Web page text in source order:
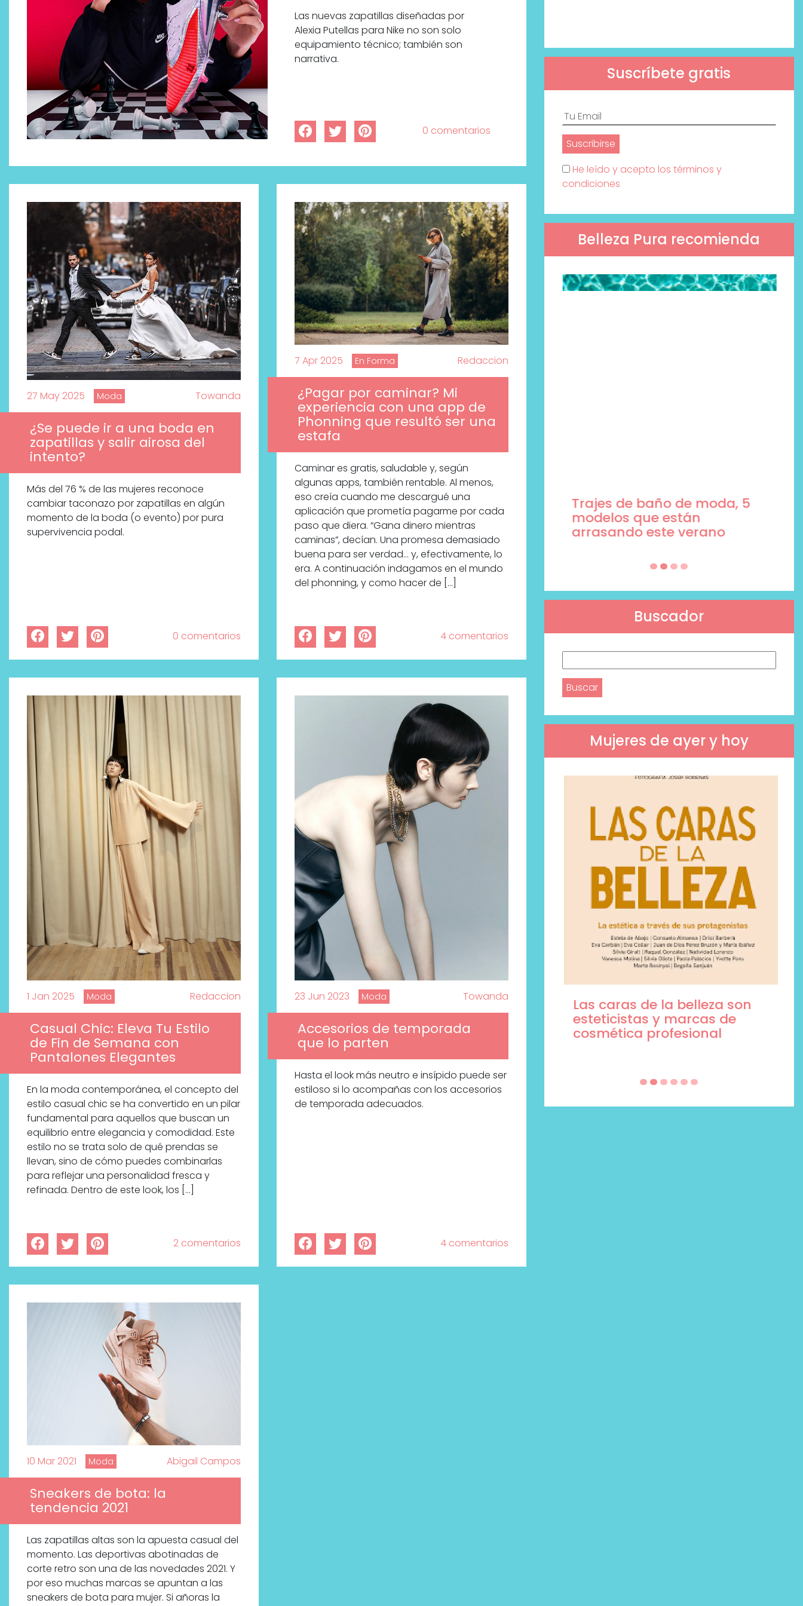
Las nuevas zapatillas diseñadas por
Alexia Putellas para Nike no son solo
equipamiento técnico; también son
narrativa.
0 comentarios
27 May 2025 Moda Towanda
¿Se puede ir a una boda en
zapatillas y salir airosa del
intento?
Más del 76 % de las mujeres reconoce
cambiar taconazo por zapatillas en algún
momento de la boda (o evento) por pura
supervivencia podal.
0 comentarios
7 Apr 2025 En Forma Redaccion
¿Pagar por caminar? Mi
experiencia con una app de
Phonning que resultó ser una
estafa
Caminar es gratis, saludable y, según
algunas apps, también rentable. Al menos,
eso creía cuando me descargué una
aplicación que prometía pagarme por cada
paso que diera. “Gana dinero mientras
caminas”, decían. Una promesa demasiado
buena para ser verdad… y, efectivamente, lo
era. A continuación indagamos en el mundo
del phonning, y como hacer de […]
4 comentarios
1 Jan 2025 Moda Redaccion
Casual Chic: Eleva Tu Estilo
de Fin de Semana con
Pantalones Elegantes
En la moda contemporánea, el concepto del
estilo casual chic se ha convertido en un pilar
fundamental para aquellos que buscan un
equilibrio entre elegancia y comodidad. Este
estilo no se trata solo de qué prendas se
llevan, sino de cómo puedes combinarlas
para reflejar una personalidad fresca y
refinada. Dentro de este look, los […]
2 comentarios
23 Jun 2023 Moda Towanda
Accesorios de temporada
que lo parten
Hasta el look más neutro e insípido puede ser
estiloso si lo acompañas con los accesorios
de temporada adecuados.
4 comentarios
10 Mar 2021 Moda Abigail Campos
Sneakers de bota: la
tendencia 2021
Las zapatillas altas son la apuesta casual del
momento. Las deportivas abotinadas de
corte retro son una de las novedades 2021. Y
por eso muchas marcas se apuntan a las
sneakers de bota para mujer. Si añoras la
Suscríbete gratis
He leído y acepto los términos y
condiciones
Belleza Pura recomienda
Descubre cómo la cosmética
profesional va desde las
cabinas a tu rutina diaria
Por qué los bálsamos de CBD
tópico se han convertido en
uno de los productos de
bienestar más buscados
Trajes de baño de moda, 5
modelos que están
arrasando este verano
Buscador
Mujeres de ayer y hoy
¿Qué revelan las zapatillas
de Alexia Putellas para Nike
sobre la nueva era del
objeto-artista?
Labeau Organic continúa
apostando por la cosmética
del bienestar
Las caras de la belleza son
esteticistas y marcas de
cosmética profesional